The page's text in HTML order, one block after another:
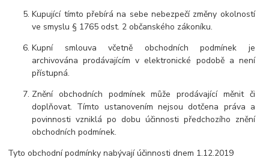
Kupující tímto přebírá na sebe nebezpečí změny okolností
ve smyslu § 1765 odst. 2 občanského zákoníku.
Kupní smlouva včetně obchodních podmínek je
archivována prodávajícím v elektronické podobě a není
přístupná.
Znění obchodních podmínek může prodávající měnit či
doplňovat. Tímto ustanovením nejsou dotčena práva a
povinnosti vzniklá po dobu účinnosti předchozího znění
obchodních podmínek.
Tyto obchodní podmínky nabývají účinnosti dnem 1.12.2019